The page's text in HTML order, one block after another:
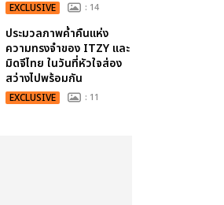
EXCLUSIVE : 14
ประมวลภาพค่ำคืนแห่ง
ความทรงจำของ ITZY และ
มิดจีไทย ในวันที่หัวใจส่อง
สว่างไปพร้อมกัน
EXCLUSIVE : 11